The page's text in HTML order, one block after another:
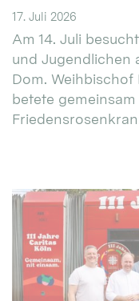
17. Juli 2026
Am 14. Juli
und Jugendlichen
Dom.
betete